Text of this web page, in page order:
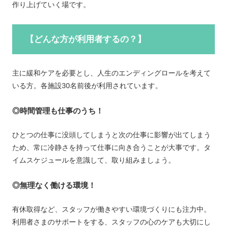
作り上げていく場です。
【どんな方が利用者するの？】
主に緩和ケアを必要とし、人生のエンディングロールを考えて
いる方。各施設30名前後が利用されています。
◎時間管理も仕事のうち！
ひとつの仕事に没頭してしまうと次の仕事に影響が出てしまう
ため、常に冷静さを持って仕事に向き合うことが大事です。タ
イムスケジュールを意識して、取り組みましょう。
◎無理なく働ける環境！
有休取得など、スタッフが働きやすい環境づくりにも注力中。
利用者さまのサポートをする、スタッフの心のケアも大切にし